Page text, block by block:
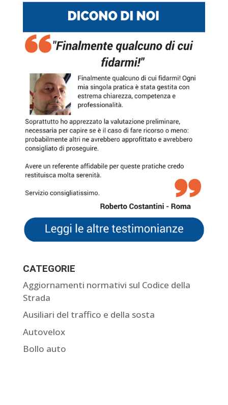
CATEGORIE
Aggiornamenti normativi sul Codice della
Strada
Ausiliari del traffico e della sosta
Autovelox
Bollo auto